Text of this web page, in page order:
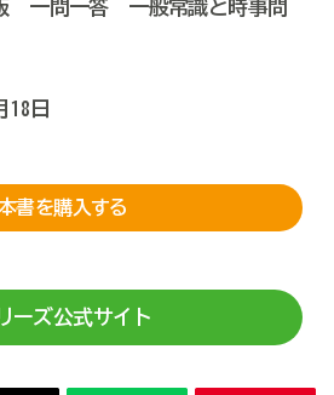
一問一答 一般常識と時事問
18日
書を購入する
ーズ公式サイト